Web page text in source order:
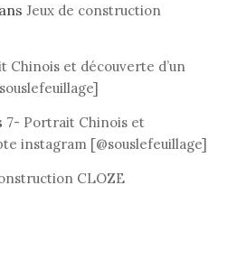
Jeux de construction
Chinois et découverte d’un
7- Portrait Chinois et
instagram [@souslefeuillage]
CLOZE